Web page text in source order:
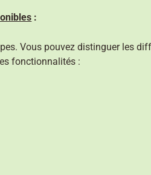
:
Vous pouvez distinguer les
fonctionnalités :